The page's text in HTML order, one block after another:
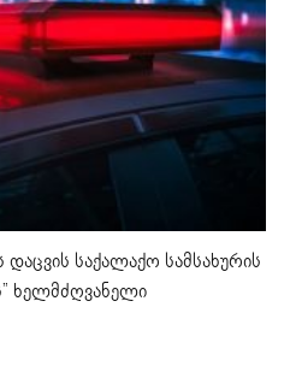
საქალაქო სამსახურის
ხელმძღვანელი